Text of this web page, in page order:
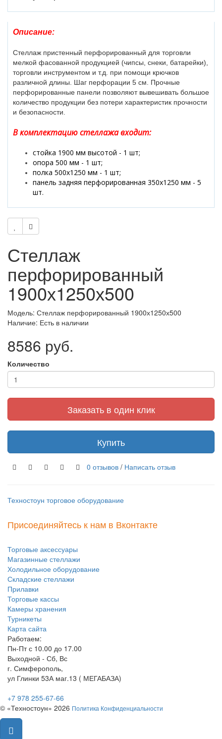
Описание:
Стеллаж пристенный перфорированный для торговли
мелкой фасованной продукцией (чипсы, снеки, батарейки),
торговли инструментом и т.д. при помощи крючков
различной длины. Шаг перфорации 5 см. Прочные
перфорированные панели позволяют вывешивать большое
количество продукции без потери характеристик прочности
и безопасности.
В комплектацию стеллажа входит:
стойка 1900 мм высотой - 1 шт;
опора 500 мм - 1 шт;
полка 500х1250 мм - 1 шт;
панель задняя перфорированная 350х1250 мм - 5
шт.
Стеллаж
перфорированный
1900х1250х500
Модель: Стеллаж перфорированный 1900х1250х500
Наличие: Есть в наличии
8586 руб.
Количество
Заказать в один клик
Купить
0 отзывов / Написать отзыв
Техностоун торговое оборудование
Присоединяйтесь к нам в Вконтакте
Торговые аксессуары
Магазинные стеллажи
Холодильное оборудование
Складские стеллажи
Прилавки
Торговые кассы
Камеры хранения
Турникеты
Карта сайта
Работаем:
Пн-Пт с 10.00 до 17.00
Выходной - Сб, Вс
г. Симферополь,
ул Глинки 53А маг.13 ( МЕГАБАЗА)
+7 978 255-67-66
© «Техностоун» 2026 Политика Конфиденциальности